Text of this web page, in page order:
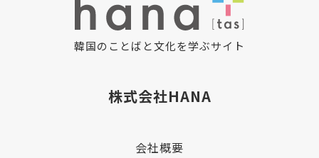
韓国のことばと文化を学ぶサイト
株式会社HANA
会社概要